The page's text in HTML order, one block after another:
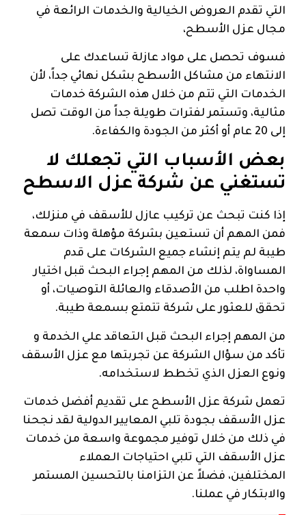
التي تقدم العروض الخيالية والخدمات الرائعة في
مجال عزل الأسطح،
فسوف تحصل على مواد عازلة تساعدك على
الانتهاء من مشاكل الأسطح بشكل نهائي جداً، لأن
الخدمات التي تتم من خلال هذه الشركة خدمات
مثالية، وتستمر لفترات طويلة جداً من الوقت تصل
إلى 20 عام أو أكثر من الجودة والكفاءة.
بعض الأسباب التي تجعلك لا
تستغني عن شركة عزل الاسطح
إذا كنت تبحث عن تركيب عازل للأسقف في منزلك،
فمن المهم أن تستعين بشركة مؤهلة وذات سمعة
طيبة لم يتم إنشاء جميع الشركات على قدم
المساواة، لذلك من المهم إجراء البحث قبل اختيار
واحدة اطلب من الأصدقاء والعائلة التوصيات، أو
تحقق للعثور على شركة تتمتع بسمعة طيبة.
من المهم إجراء البحث قبل التعاقد علي الخدمة و
تأكد من سؤال الشركة عن تجربتها مع عزل الأسقف
ونوع العزل الذي تخطط لاستخدامه.
تعمل شركة عزل الأسطح على تقديم أفضل خدمات
عزل الأسقف بجودة تلبي المعايير الدولية لقد نجحنا
في ذلك من خلال توفير مجموعة واسعة من خدمات
عزل الأسقف التي تلبي احتياجات العملاء
المختلفين، فضلاً عن التزامنا بالتحسين المستمر
والابتكار في عملنا.